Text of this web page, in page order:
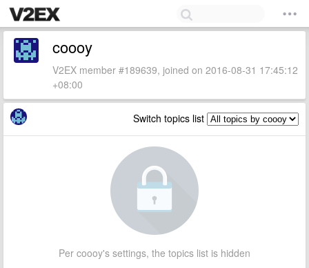
coooy
V2EX member #189639, joined on 2016-08-31 17:45:12
+08:00
Switch topics list
Per coooy's settings, the topics list is hidden